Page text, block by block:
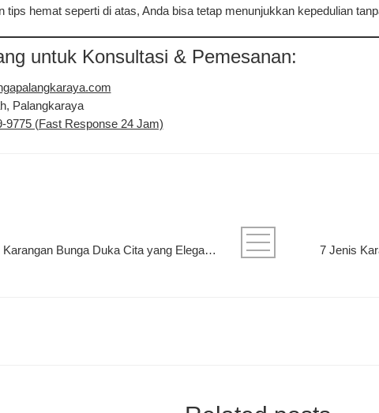
tips hemat seperti di atas, Anda bisa tetap menunjukkan kepedulian
untuk Konsultasi & Pemesanan:
Palangkaraya
9775 (Fast Response 24 Jam)
Panduan Memilih Karangan Bunga Duka Cita yang Elegan di Palangkaraya
7 Jenis